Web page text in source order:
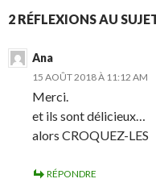
2 RÉFLEXIONS AU
Ana
15 AOÛT 2018 À 11:12 AM
Merci.
et ils sont délicieux…
alors CROQUEZ-LES
RÉPONDRE